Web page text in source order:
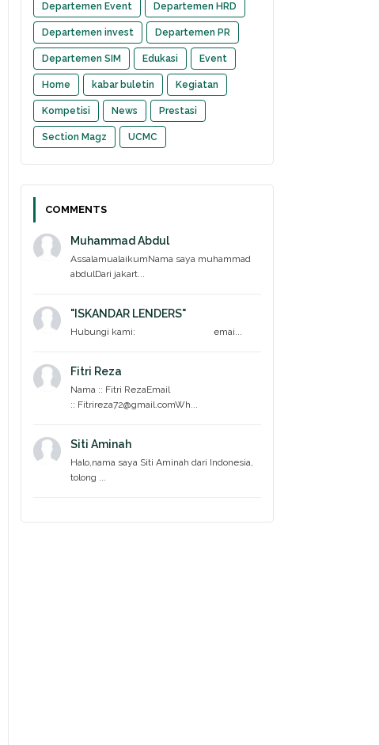
Departemen Event Departemen HRD
Departemen invest Departemen PR
Departemen SIM Edukasi Event
Home kabar buletin Kegiatan
Kompetisi News Prestasi
Section Magz UCMC
COMMENTS
Muhammad Abdul
AssalamualaikumNama saya muhammad
abdulDari jakart...
"ISKANDAR LENDERS"
Hubungi kami: emai...
Fitri Reza
Nama :: Fitri RezaEmail
:: Fitrireza72@gmail.comWh...
Siti Aminah
Halo,nama saya Siti Aminah dari Indonesia,
tolong ...